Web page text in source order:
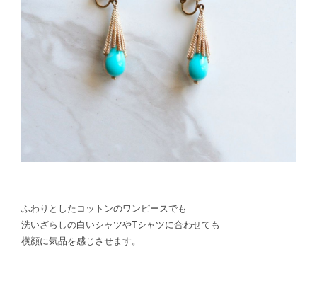
ふわりとしたコットンのワンピースでも
洗いざらしの白いシャツやTシャツに合わせても
横顔に気品を感じさせます。